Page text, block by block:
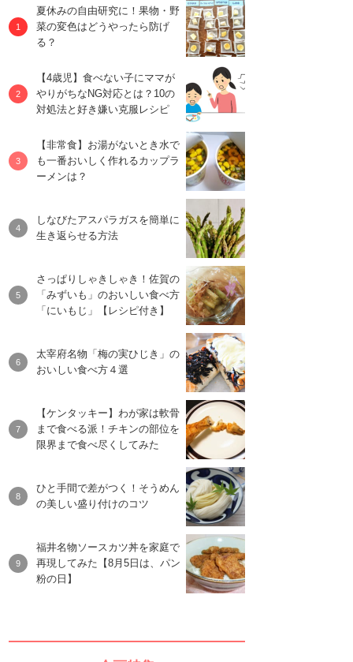
夏休みの自由研究に！果物・野
菜の変色はどうやったら防げ
る？
【4歳児】食べない子にママが
やりがちなNG対応とは？10の
対処法と好き嫌い克服レシピ
【非常食】お湯がないとき水で
も一番おいしく作れるカップラ
ーメンは？
しなびたアスパラガスを簡単に
生き返らせる方法
さっぱりしゃきしゃき！佐賀の
「みずいも」のおいしい食べ方
「にいもじ」【レシピ付き】
太宰府名物「梅の実ひじき」の
おいしい食べ方４選
【ケンタッキー】わが家は軟骨
まで食べる派！チキンの部位を
限界まで食べ尽くしてみた
ひと手間で差がつく！そうめん
の美しい盛り付けのコツ
福井名物ソースカツ丼を家庭で
再現してみた【8月5日は、パン
粉の日】